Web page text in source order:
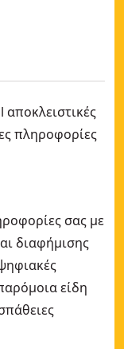
πληροφορίες
σας με
διαφήμισης
είδη